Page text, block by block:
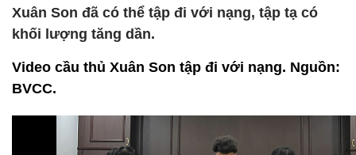
Xuân Son đã có thể tập đi với nạng, tập tạ có
khối lượng tăng dần.
Video cầu thủ Xuân Son tập đi với nạng. Nguồn:
BVCC.